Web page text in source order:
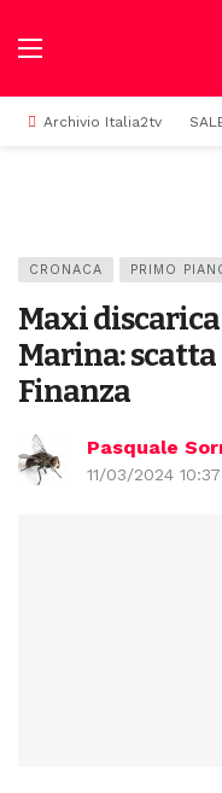
Archivio Italia2tv
CRONACA PRIMO
Maxi
Marina:
Finanza
Pasquale
11/03/2024 10:37